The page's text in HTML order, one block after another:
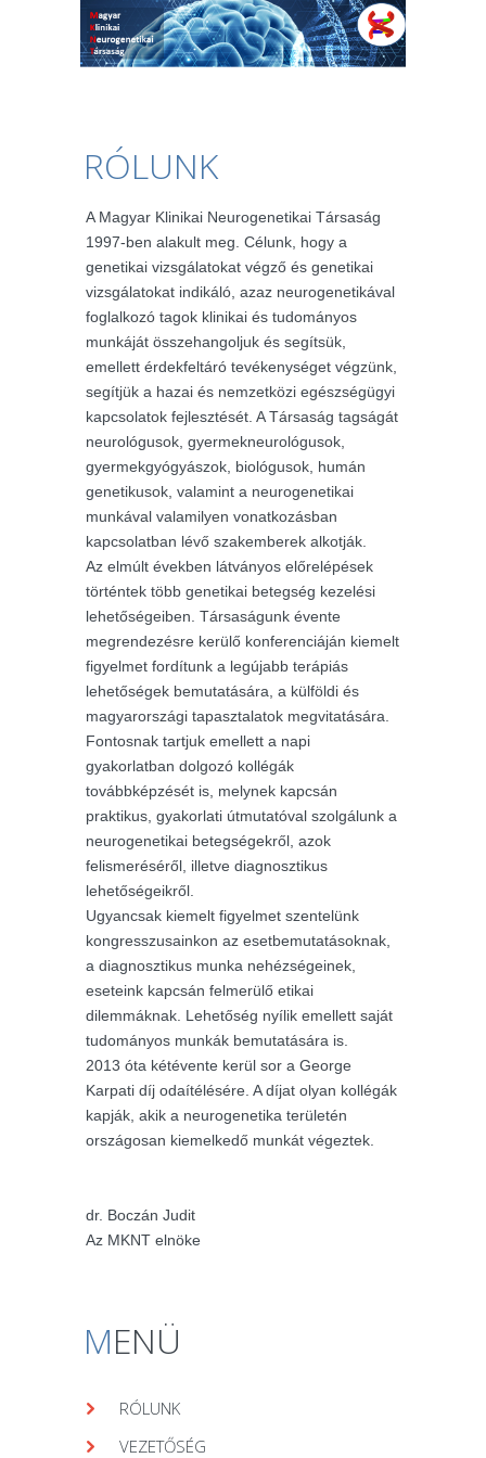
RÓLUNK
A Magyar Klinikai Neurogenetikai Társaság
1997-ben alakult meg. Célunk, hogy a
genetikai vizsgálatokat végző és genetikai
vizsgálatokat indikáló, azaz neurogenetikával
foglalkozó tagok klinikai és tudományos
munkáját összehangoljuk és segítsük,
emellett érdekfeltáró tevékenységet végzünk,
segítjük a hazai és nemzetközi egészségügyi
kapcsolatok fejlesztését. A Társaság tagságát
neurológusok, gyermekneurológusok,
gyermekgyógyászok, biológusok, humán
genetikusok, valamint a neurogenetikai
munkával valamilyen vonatkozásban
kapcsolatban lévő szakemberek alkotják.
Az elmúlt években látványos előrelépések
történtek több genetikai betegség kezelési
lehetőségeiben. Társaságunk évente
megrendezésre kerülő konferenciáján kiemelt
figyelmet fordítunk a legújabb terápiás
lehetőségek bemutatására, a külföldi és
magyarországi tapasztalatok megvitatására.
Fontosnak tartjuk emellett a napi
gyakorlatban dolgozó kollégák
továbbképzését is, melynek kapcsán
praktikus, gyakorlati útmutatóval szolgálunk a
neurogenetikai betegségekről, azok
felismeréséről, illetve diagnosztikus
lehetőségeikről.
Ugyancsak kiemelt figyelmet szentelünk
kongresszusainkon az esetbemutatásoknak,
a diagnosztikus munka nehézségeinek,
eseteink kapcsán felmerülő etikai
dilemmáknak. Lehetőség nyílik emellett saját
tudományos munkák bemutatására is.
2013 óta kétévente kerül sor a George
Karpati díj odaítélésére. A díjat olyan kollégák
kapják, akik a neurogenetika területén
országosan kiemelkedő munkát végeztek.
dr. Boczán Judit
Az MKNT elnöke
MENÜ
RÓLUNK
VEZETŐSÉG